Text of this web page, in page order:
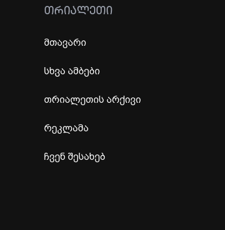
ᲗᲠᲘᲐᲚᲔᲗᲘ
მთავარი
სხვა ამბები
თრიალეთის არქივი
რეკლამა
ჩვენ შესახებ